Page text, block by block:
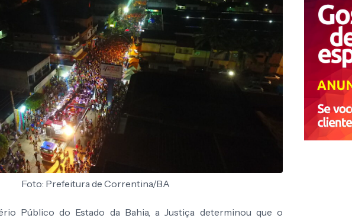
Foto: Prefeitura de Correntina/BA
Público do Estado da Bahia, a Justiça determinou que o